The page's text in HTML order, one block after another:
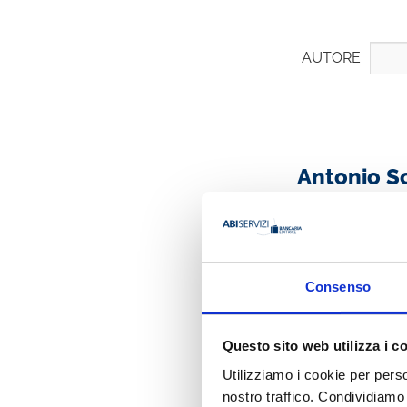
Consenso
Questo sito web utilizza i
Utilizziamo i cookie per
nostro traffico.
AUTORE
Antonio
Antonio Scalia è
Si è laureato
finanza alla
Ha lavorato
ha coordinato il
per le
Internazionali.